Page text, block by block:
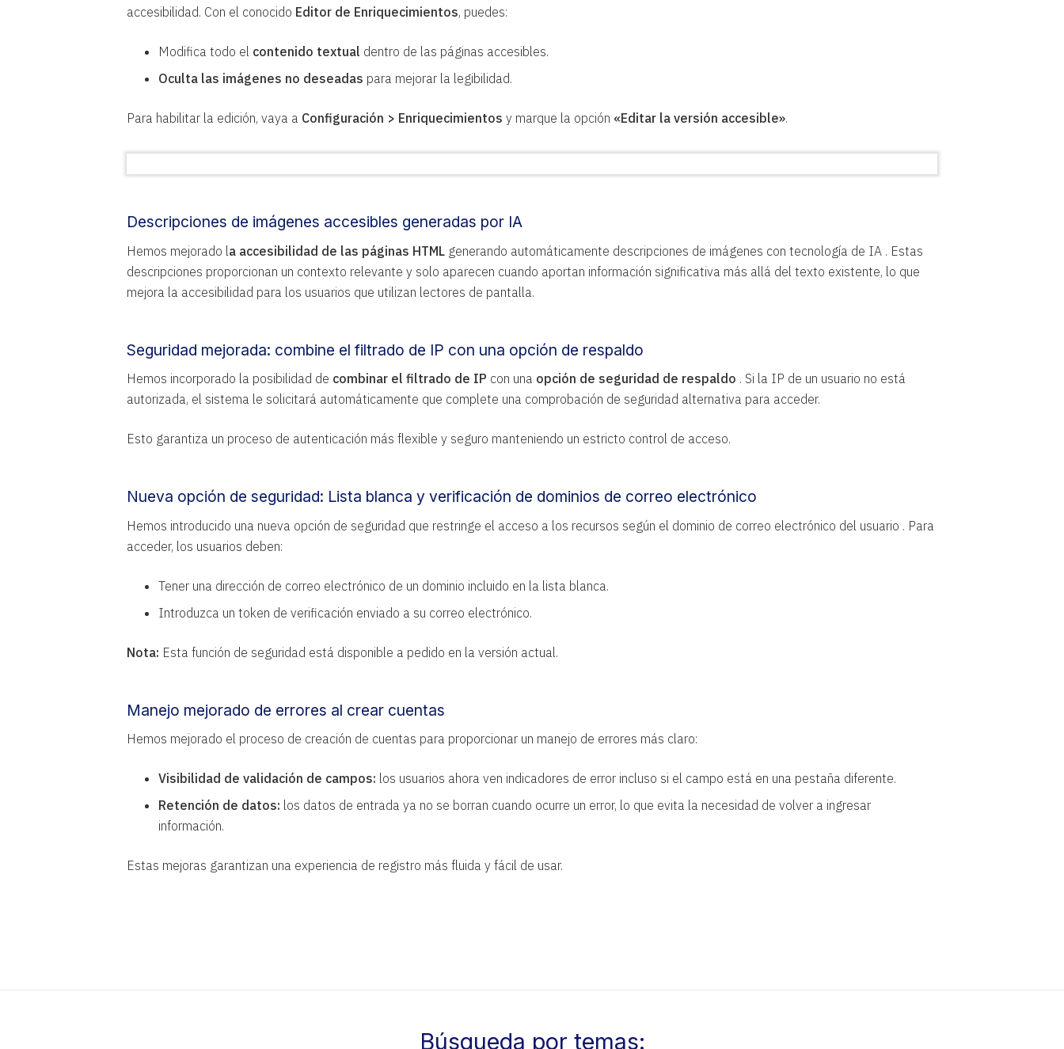
accesibilidad. Con el conocido Editor de Enriquecimientos, puedes:
Modifica todo el contenido textual dentro de las páginas accesibles.
Oculta las imágenes no deseadas para mejorar la legibilidad.
Para habilitar la edición, vaya a Configuración > Enriquecimientos y marque la opción «Editar la versión accesible».
Descripciones de imágenes accesibles generadas por IA
Hemos mejorado la accesibilidad de las páginas HTML generando automáticamente descripciones de imágenes con tecnología de IA . Estas
descripciones proporcionan un contexto relevante y solo aparecen cuando aportan información significativa más allá del texto existente, lo que
mejora la accesibilidad para los usuarios que utilizan lectores de pantalla.
Seguridad mejorada: combine el filtrado de IP con una opción de respaldo
Hemos incorporado la posibilidad de combinar el filtrado de IP con una opción de seguridad de respaldo . Si la IP de un usuario no está
autorizada, el sistema le solicitará automáticamente que complete una comprobación de seguridad alternativa para acceder.
Esto garantiza un proceso de autenticación más flexible y seguro manteniendo un estricto control de acceso.
Nueva opción de seguridad: Lista blanca y verificación de dominios de correo electrónico
Hemos introducido una nueva opción de seguridad que restringe el acceso a los recursos según el dominio de correo electrónico del usuario . Para
acceder, los usuarios deben:
Tener una dirección de correo electrónico de un dominio incluido en la lista blanca.
Introduzca un token de verificación enviado a su correo electrónico.
Nota: Esta función de seguridad está disponible a pedido en la versión actual.
Manejo mejorado de errores al crear cuentas
Hemos mejorado el proceso de creación de cuentas para proporcionar un manejo de errores más claro:
Visibilidad de validación de campos: los usuarios ahora ven indicadores de error incluso si el campo está en una pestaña diferente.
Retención de datos: los datos de entrada ya no se borran cuando ocurre un error, lo que evita la necesidad de volver a ingresar
información.
Estas mejoras garantizan una experiencia de registro más fluida y fácil de usar.
Búsqueda por temas: